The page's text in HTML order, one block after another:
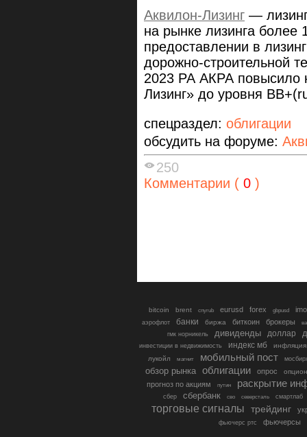
Аквилон-Лизинг —
на рынке лизинга более
предоставлении в
дорожно-строительной
2023 РА АКРА повысило
Лизинг» до уровня
спецраздел: облигации
обсудить на форуме:
250
Комментарии ( 0 )
bitcoin brent cnyrub eurusd forex gbpusd
аэрофлот банки биржа биткоин брокеры
гмк норникель
дивиденды доллар
инвестиции в недвижимость индекс мб
инфляция
лукойл
магнит мобильный пост
обзор рынка облигации опрос
прогноз по акциям путин раскрытие
сбер сбербанк сво северсталь смартлаб
торговые сигналы трейдинг
фьючерс ртс фьючерсы